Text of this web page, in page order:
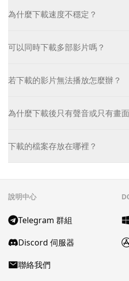
為什麼下載速度不穩定？
可以同時下載多部影片嗎？
若下載的影片無法播放怎麼辦？
為什麼下載後只有聲音或只有畫
下載的檔案存放在哪裡？
說明中心
Telegram 群組
Discord 伺服器
聯絡我們